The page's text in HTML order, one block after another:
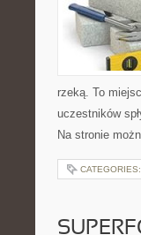
rzeką. To
uczestników
Na stronie
CATEGORIES: